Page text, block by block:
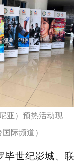
亚）预热活动现
际频道）
毕世纪影城、联